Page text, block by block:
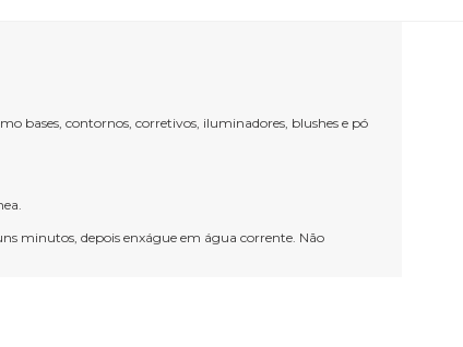
bases, contornos, corretivos, iluminadores, blushes e pó
minutos, depois enxágue em água corrente. Não